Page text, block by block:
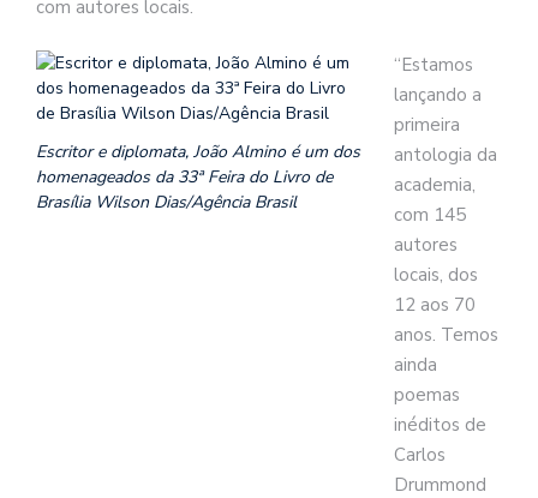
com autores locais.
Escritor e diplomata, João Almino é um dos
homenageados da 33ª Feira do Livro de
Brasília Wilson Dias/Agência Brasil
“Estamos
lançando a
primeira
antologia da
academia,
com 145
autores
locais, dos
12 aos 70
anos. Temos
ainda
poemas
inéditos de
Carlos
Drummond